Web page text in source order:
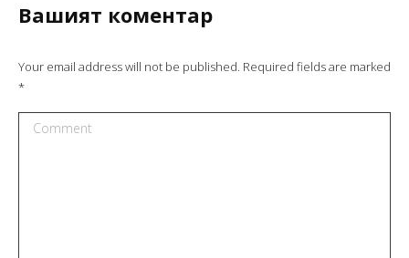
Вашият коментар
Your email address will not be published. Required fields are marked
*
Comment